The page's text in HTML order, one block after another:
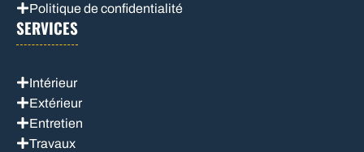
Politique de confidentialité
SERVICES
Intérieur
Extérieur
Entretien
Travaux